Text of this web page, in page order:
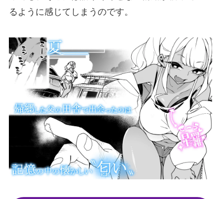
るように感じてしまうのです。